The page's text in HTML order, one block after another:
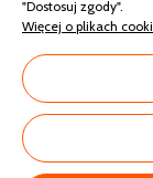
200x200
12 759,00
"Dostosuj zgody".
Więcej o plikach